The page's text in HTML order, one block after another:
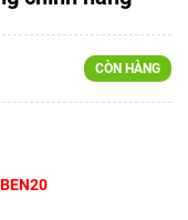
CÒN HÀNG